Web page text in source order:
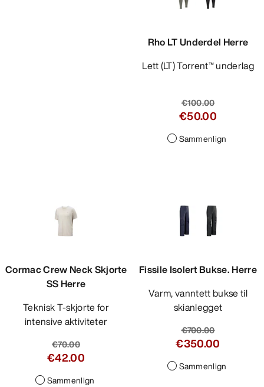
Help
Rho LT Underdel Herre
Lett (LT) Torrent™ underlag
€100.00
€50.00
Sammenlign
Cormac Crew Neck Skjorte
SS Herre
Teknisk T-skjorte for
intensive aktiviteter
€70.00
€42.00
Sammenlign
Fissile Isolert Bukse. Herre
Varm, vanntett bukse til
skianlegget
€700.00
€350.00
Sammenlign